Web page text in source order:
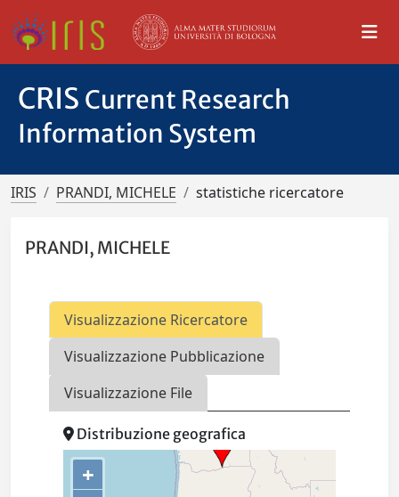
CRIS Current Research
Information System
IRIS PRANDI, MICHELE statistiche ricercatore
PRANDI, MICHELE
Visualizzazione Ricercatore
Visualizzazione Pubblicazione
Visualizzazione File
Distribuzione geografica
+